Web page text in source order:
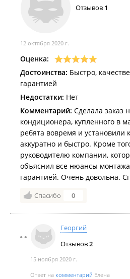
Отзывов 1
12 октября 2020 г.
Оценка:
Достоинства: Быстро,
гарантией
Недостатки: Нет
Комментарий: Сделала заказ
кондиционера, купленного в
ребята вовремя и установили
аккуратно и быстро. Кроме
руководителю компании,
объяснил все нюансы
гарантией. Очень довольна.
Спасибо 0
Георгий
Отзывов2
15 ноября 2020 г.
Ответ на комментарий Елена